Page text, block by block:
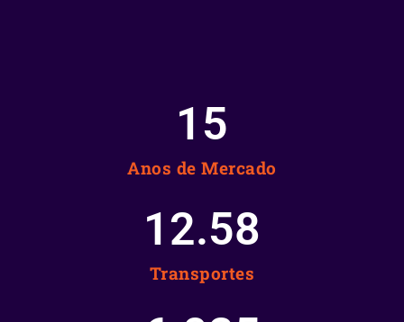
Anos de Mercado
15
Transportes
12.58